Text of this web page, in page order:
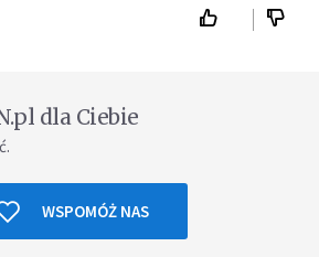
dla Ciebie
WSPOMÓŻ NAS